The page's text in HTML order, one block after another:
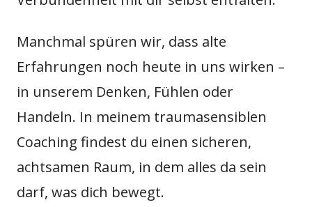
Manchmal spüren wir, dass alte
Erfahrungen noch heute in uns wirken –
in unserem Denken, Fühlen oder
Handeln. In meinem traumasensiblen
Coaching findest du einen sicheren,
achtsamen Raum, in dem alles da sein
darf, was dich bewegt.